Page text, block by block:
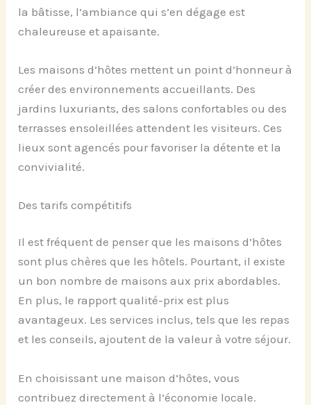
la bâtisse, l’ambiance qui s’en dégage est
chaleureuse et apaisante.
Les maisons d’hôtes mettent un point d’honneur à
créer des environnements accueillants. Des
jardins luxuriants, des salons confortables ou des
terrasses ensoleillées attendent les visiteurs. Ces
lieux sont agencés pour favoriser la détente et la
convivialité.
Des tarifs compétitifs
Il est fréquent de penser que les maisons d’hôtes
sont plus chères que les hôtels. Pourtant, il existe
un bon nombre de maisons aux prix abordables.
En plus, le rapport qualité-prix est plus
avantageux. Les services inclus, tels que les repas
et les conseils, ajoutent de la valeur à votre séjour.
En choisissant une maison d’hôtes, vous
contribuez directement à l’économie locale.